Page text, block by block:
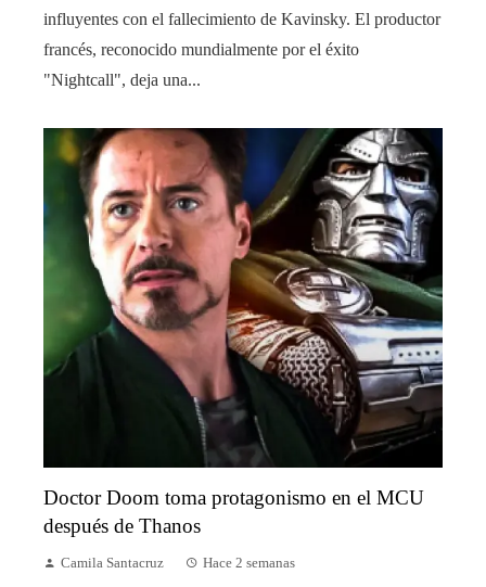
influyentes con el fallecimiento de Kavinsky. El productor
francés, reconocido mundialmente por el éxito
"Nightcall", deja una...
Doctor Doom toma protagonismo en el MCU
después de Thanos
Camila Santacruz Hace 2 semanas